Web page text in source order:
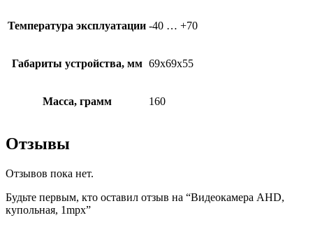
Температура эксплуатации -40 … +70
Габариты устройства, мм 69х69х55
Масса, грамм 160
Отзывы
Отзывов пока нет.
Будьте первым, кто оставил отзыв на “Видеокамера AHD,
купольная, 1mpx”